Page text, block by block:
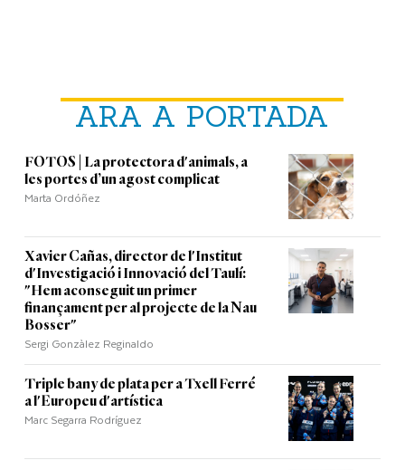
ARA A PORTADA
FOTOS | La protectora d'animals, a
les portes d’un agost complicat
Marta Ordóñez
Xavier Cañas, director de l'Institut
d'Investigació i Innovació del Taulí:
"Hem aconseguit un primer
finançament per al projecte de la Nau
Bosser"
Sergi Gonzàlez Reginaldo
Triple bany de plata per a Txell Ferré
a l'Europeu d'artística
Marc Segarra Rodríguez